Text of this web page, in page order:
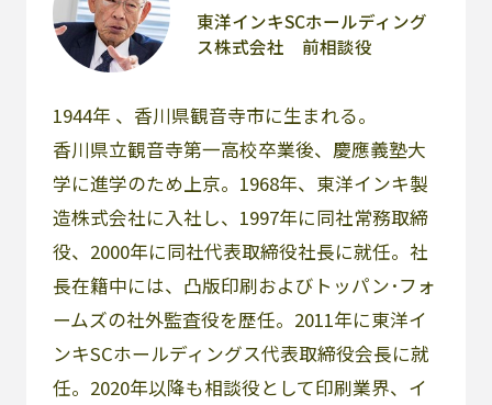
東洋インキSCホールディング
ス株式会社 前相談役
1944年 、香川県観音寺市に生まれる。
香川県立観音寺第一高校卒業後、慶應義塾大
学に進学のため上京。1968年、東洋インキ製
造株式会社に入社し、1997年に同社常務取締
役、2000年に同社代表取締役社長に就任。社
長在籍中には、凸版印刷およびトッパン･フォ
ームズの社外監査役を歴任。2011年に東洋イ
ンキSCホールディングス代表取締役会長に就
任。2020年以降も相談役として印刷業界、イ